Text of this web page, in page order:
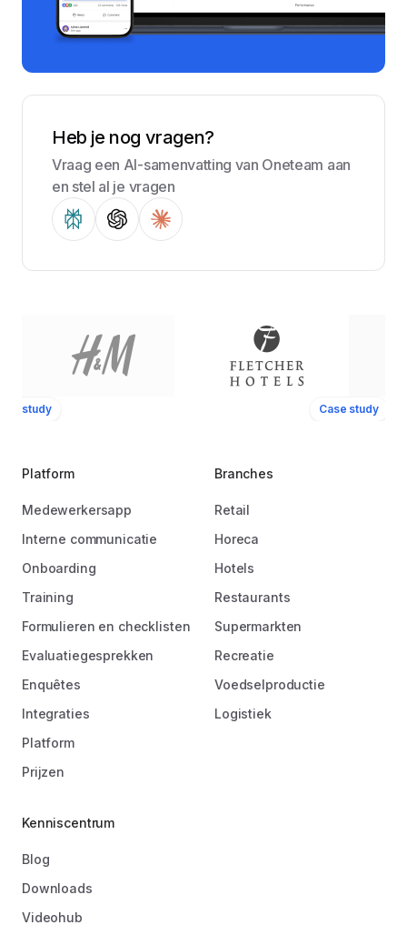
Heb je nog vragen?
Vraag een AI-samenvatting van Oneteam aan
en stel al je vragen
study Case study
Platform
Medewerkersapp
Interne communicatie
Onboarding
Training
Formulieren en checklisten
Evaluatiegesprekken
Enquêtes
Integraties
Platform
Prijzen
Branches
Retail
Horeca
Hotels
Restaurants
Supermarkten
Recreatie
Voedselproductie
Logistiek
Kenniscentrum
Blog
Downloads
Videohub